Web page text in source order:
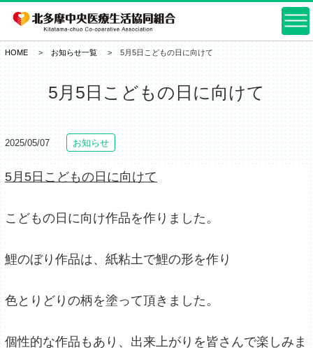
HOME お知らせ一覧 5月5日こどもの日に向けて
5月5日こどもの日に向けて
2025/05/07 お知らせ
5月5日こどもの日に向けて
こどもの日に向け作品を作りました。
鯉のぼり作品は、紙粘土で鯉の形を作り
色とりどりの柄を塗って頂きました。
個性的な作品もあり、出来上がりを皆さんで楽しみま